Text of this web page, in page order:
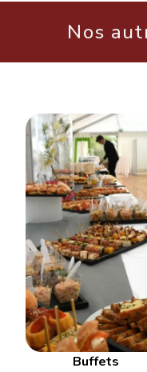
Nos
Buffets